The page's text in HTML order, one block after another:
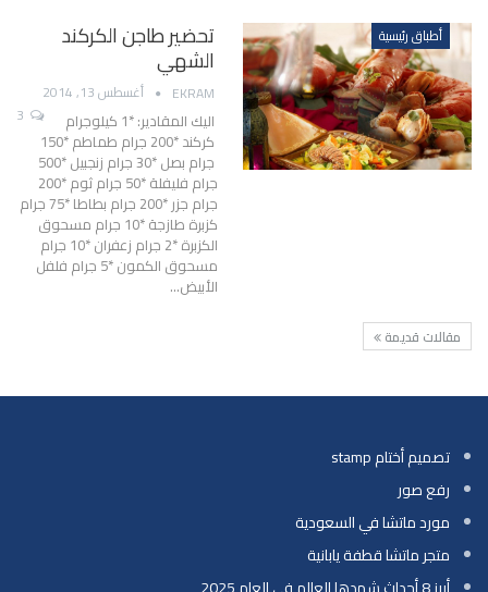
أطباق رئيسية تحضير طاجن الكركند
الشهي
EKRAM
أغسطس 13, 2014
اليك المقادير: *1 كيلوجرام
كركند *200 جرام طماطم *150
جرام بصل *30 جرام زنجبيل *500
جرام فليفلة *50 جرام ثوم *200
جرام جزر *200 جرام بطاطا *75 جرام
كزبرة طازجة *10 جرام مسحوق
الكزبرة *2 جرام زعفران *10 جرام
مسحوق الكمون *5 جرام فلفل
الأبيض…
مقالات قديمة
تصميم أختام stamp
رفع صور
مورد ماتشا في السعودية
متجر ماتشا قطفة يابانية